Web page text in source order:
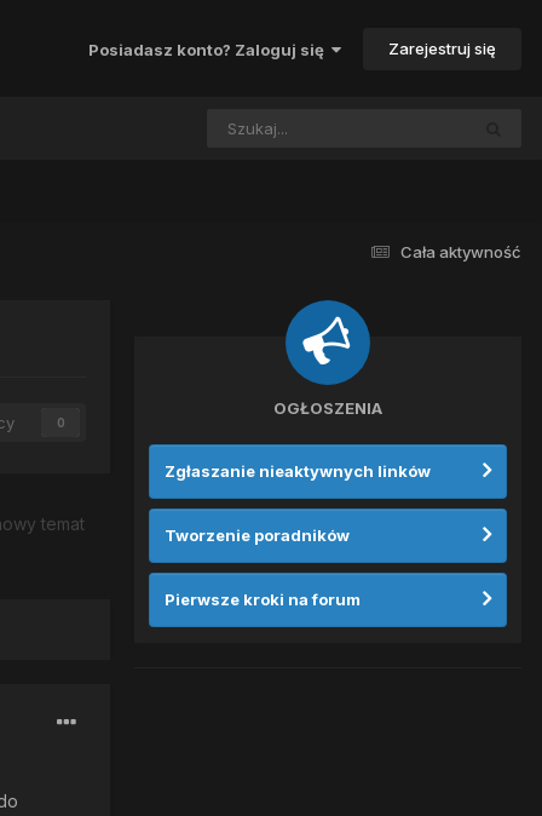
Posiadasz konto? Zaloguj się Zarejestruj się
Cała aktywność
0
temat
OGŁOSZENIA
Zgłaszanie nieaktywnych linków
Tworzenie poradników
Pierwsze kroki na forum